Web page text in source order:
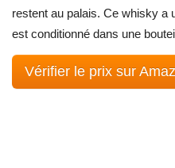
restent au palais. Ce whisky a
est conditionné dans une
Vérifier le prix sur